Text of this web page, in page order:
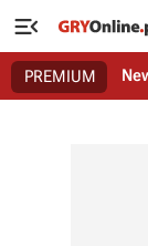

PREMIUM